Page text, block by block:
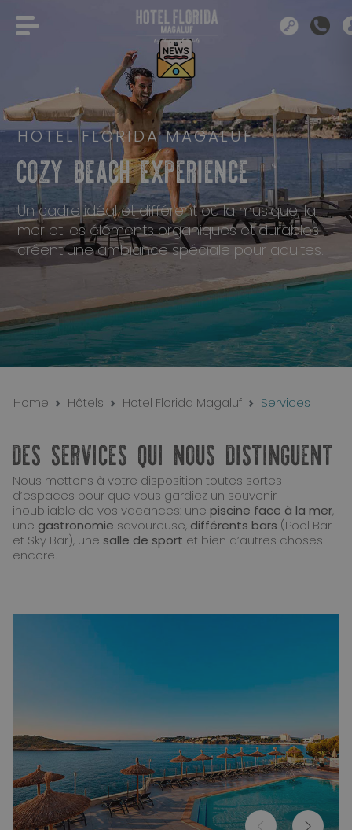
HOTEL FLORIDA MAGALUF
COZY BEACH EXPERIENCE
Un cadre idéal et différent où la musique, la
mer et les éléments organiques et durables
créent une ambiance spéciale pour adultes.
Home Hôtels Hotel Florida Magaluf Services
DES SERVICES QUI NOUS DISTINGUENT
Nous mettons à votre disposition toutes sortes
d’espaces pour que vous gardiez un souvenir
inoubliable de vos vacances: unepiscine face à la mer,
une gastronomie savoureuse, différents bars (Pool Bar
et Sky Bar), une salle de sport et bien d’autres choses
encore.